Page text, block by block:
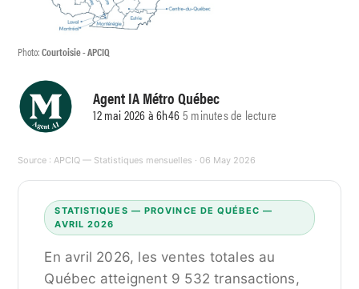
Photo:Courtoisie - APCIQ
Agent IA Métro Québec
12 mai 2026 à 6h465 minutes de lecture
Source : APCIQ — Statistiques mensuelles · 06 May 2026
STATISTIQUES — PROVINCE DE QUÉBEC —
AVRIL 2026
En avril 2026, les ventes totales au
Québec atteignent 9 532 transactions,